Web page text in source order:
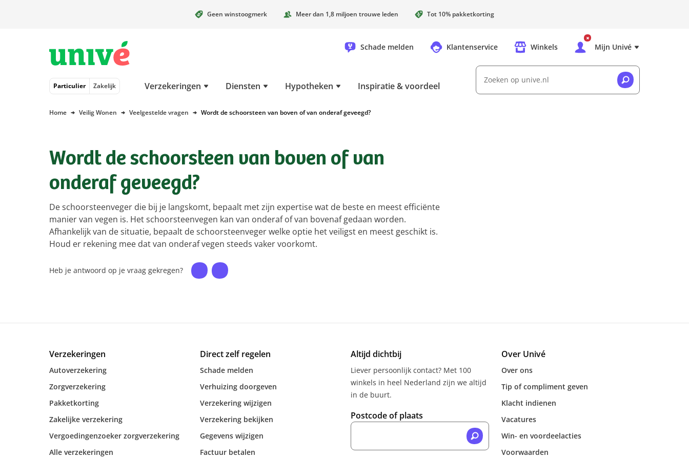
Geen winstoogmerk Meer dan 1,8 miljoen trouwe leden Tot 10% pakketkorting
Schade melden Klantenservice Winkels Mijn Univé
Particulier Zakelijk Verzekeringen Diensten Hypotheken Inspiratie & voordeel
Zoeken op unive.nl
Home Veilig Wonen Veelgestelde vragen Wordt de schoorsteen van boven of van onderaf geveegd?
Wordt de schoorsteen van boven of van
onderaf geveegd?
De schoorsteenveger die bij je langskomt, bepaalt met zijn expertise wat de beste en meest efficiënte
manier van vegen is. Het schoorsteenvegen kan van onderaf of van bovenaf gedaan worden.
Afhankelijk van de situatie, bepaalt de schoorsteenveger welke optie het veiligst en meest geschikt is.
Houd er rekening mee dat van onderaf vegen steeds vaker voorkomt.
Heb je antwoord op je vraag gekregen?
Verzekeringen
Autoverzekering
Zorgverzekering
Pakketkorting
Zakelijke verzekering
Vergoedingenzoeker zorgverzekering
Alle verzekeringen
Direct zelf regelen
Schade melden
Verhuizing doorgeven
Verzekering wijzigen
Verzekering bekijken
Gegevens wijzigen
Factuur betalen
Altijd dichtbij
Liever persoonlijk contact? Met 100
winkels in heel Nederland zijn we altijd
in de buurt.
Postcode of plaats
Over Univé
Over ons
Tip of compliment geven
Klacht indienen
Vacatures
Win- en voordeelacties
Voorwaarden